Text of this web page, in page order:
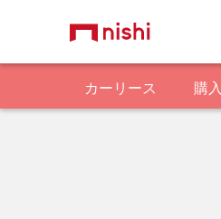
カーリース 購入